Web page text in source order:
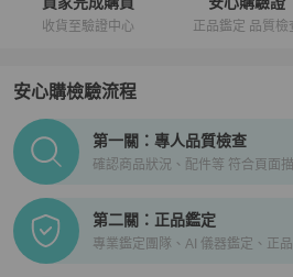
收貨至驗證中心 正品鑑定 品質檢
安心購檢驗流程
PopChill拍拍圈正品驗證、安心購檢
第一關：專人品質檢查
確認商品狀況、配件等 符合頁面
第二關：正品鑑定
專業鑑定團隊、AI 儀器鑑定、正